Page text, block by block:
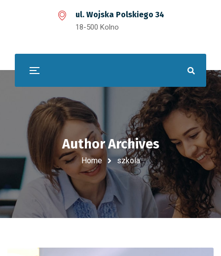
ul. Wojska Polskiego 34
18-500 Kolno
Author Archives
Home szkola